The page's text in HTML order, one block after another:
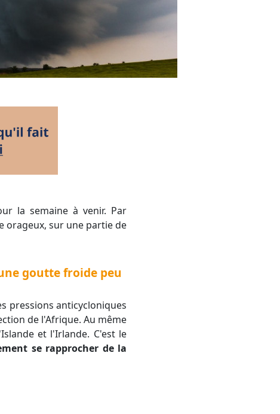
orageux, sur une partie de
goutte froide peu
de l'Afrique. Au même
et l'Irlande. C'est le
se rapprocher de la